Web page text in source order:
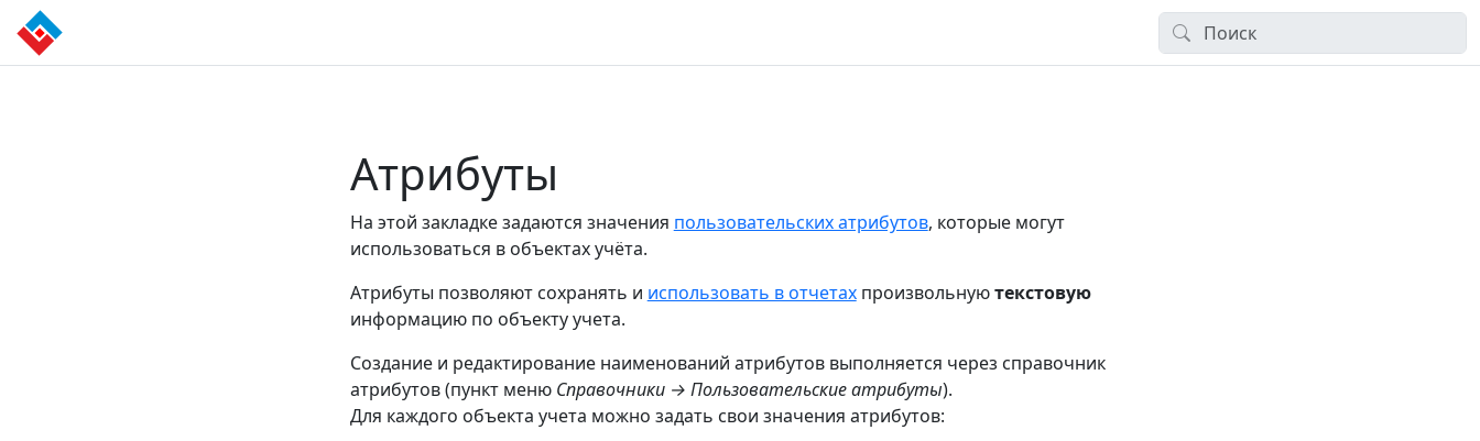
Атрибуты
На этой закладке задаются значения пользовательских атрибутов, которые могут
использоваться в объектах учёта.
Атрибуты позволяют сохранять и использовать в отчетахпроизвольнуютекстовую
информацию по объекту учета.
Создание и редактирование наименований атрибутов выполняется через справочник
атрибутов (пункт меню Справочники → Пользовательские атрибуты).
Для каждого объекта учета можно задать свои значения атрибутов: